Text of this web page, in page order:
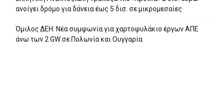
ανοίγει δρόμο για δάνεια έως 5 δισ. σε μικρομεσαίες
Όμιλος ΔΕΗ: Νέα συμφωνία για χαρτοφυλάκιο έργων ΑΠΕ
άνω των 2 GW σε Πολωνία και Ουγγαρία